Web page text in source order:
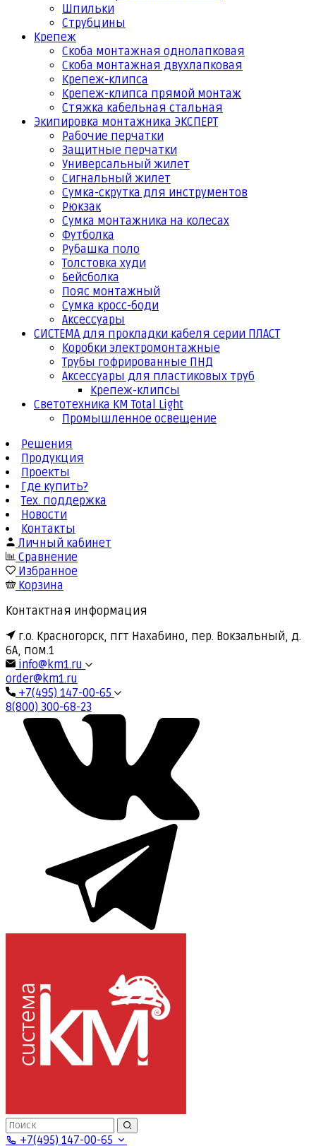
Шпильки
Струбцины
Крепеж
Скоба монтажная однолапковая
Скоба монтажная двухлапковая
Крепеж-клипса
Крепеж-клипса прямой монтаж
Стяжка кабельная стальная
Экипировка монтажника ЭКСПЕРТ
Рабочие перчатки
Защитные перчатки
Универсальный жилет
Сигнальный жилет
Сумка-скрутка для инструментов
Рюкзак
Сумка монтажника на колесах
Футболка
Рубашка поло
Толстовка худи
Бейсболка
Пояс монтажный
Сумка кросс-боди
Аксессуары
СИСТЕМА для прокладки кабеля серии ПЛАСТ
Коробки электромонтажные
Трубы гофрированные ПНД
Аксессуары для пластиковых труб
Крепеж-клипсы
Светотехника КМ Total Light
Промышленное освещение
Решения
Продукция
Проекты
Где купить?
Тех. поддержка
Новости
Контакты
Личный кабинет
Сравнение
Избранное
Корзина
Контактная информация
г.о. Красногорск, пгт Нахабино, пер. Вокзальный, д.
6А, пом.1
info@km1.ru
order@km1.ru
+7(495) 147-00-65
8(800) 300-68-23
+7(495) 147-00-65